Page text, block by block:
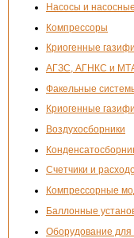
Насосы и
Компрессоры
Криогенные
АГЗС, АГНКС и
Факельные
Криогенные
Воздухосборники
Счетчики и
Компрессорные
Баллонные
Оборудование